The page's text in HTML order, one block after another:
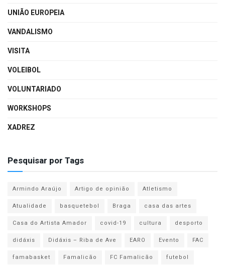
UNIÃO EUROPEIA
VANDALISMO
VISITA
VOLEIBOL
VOLUNTARIADO
WORKSHOPS
XADREZ
Pesquisar por Tags
Armindo Araújo Artigo de opinião
Atletismo
Atualidade
basquetebol Braga
casa das artes
Casa do Artista Amador
covid-19 cultura
desporto
didáxis
Didáxis – Riba de Ave EARO Evento
FAC
famabasket
Famalicão FC Famalicão
futebol